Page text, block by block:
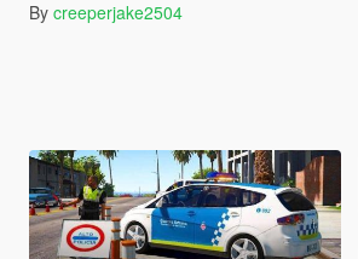
By creeperjake2504